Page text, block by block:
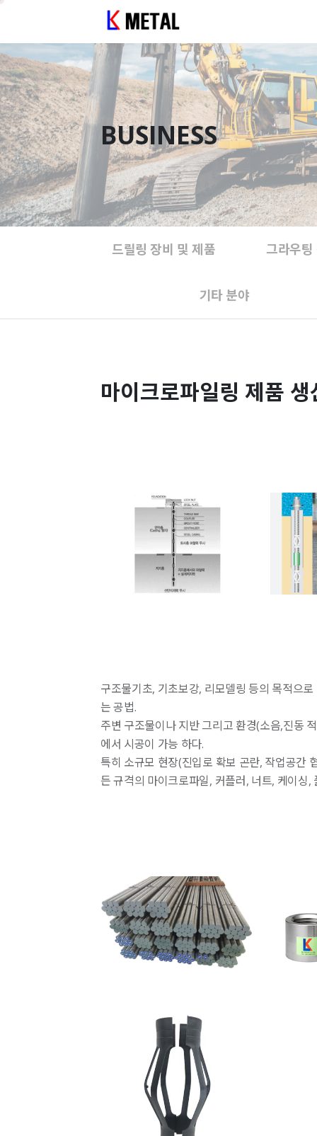
BUSINESS
드릴링 장비 및 제품 그라우
기타 분야
마이크로파일링 제품 생
구조물기초, 기초보강, 리모델링 등의 목적으
는 공법.
주변 구조물이나 지반 그리고 환경(소음,진동
에서 시공이 가능 하다.
특히 소규모 현장(진입로 확보 곤란, 작업공간
든 규격의 마이크로파일, 커플러, 너트, 케이싱